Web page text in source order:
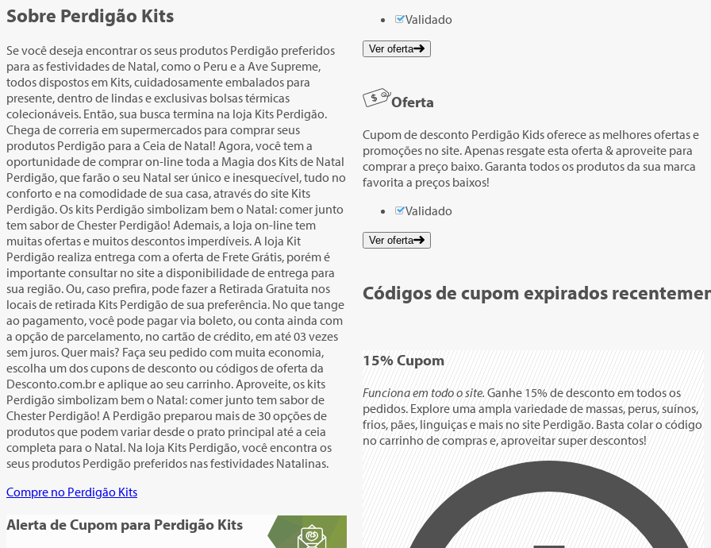
Sobre Perdigão Kits
Se você deseja encontrar os seus produtos Perdigão preferidos
para as festividades de Natal, como o Peru e a Ave Supreme,
todos dispostos em Kits, cuidadosamente embalados para
presente, dentro de lindas e exclusivas bolsas térmicas
colecionáveis. Então, sua busca termina na loja Kits Perdigão.
Chega de correria em supermercados para comprar seus
produtos Perdigão para a Ceia de Natal! Agora, você tem a
oportunidade de comprar on-line toda a Magia dos Kits de Natal
Perdigão, que farão o seu Natal ser único e inesquecível, tudo no
conforto e na comodidade de sua casa, através do site Kits
Perdigão. Os kits Perdigão simbolizam bem o Natal: comer junto
tem sabor de Chester Perdigão! Ademais, a loja on-line tem
muitas ofertas e muitos descontos imperdíveis. A loja Kit
Perdigão realiza entrega com a oferta de Frete Grátis, porém é
importante consultar no site a disponibilidade de entrega para
sua região. Ou, caso prefira, pode fazer a Retirada Gratuita nos
locais de retirada Kits Perdigão de sua preferência. No que tange
ao pagamento, você pode pagar via boleto, ou conta ainda com
a opção de parcelamento, no cartão de crédito, em até 03 vezes
sem juros. Quer mais? Faça seu pedido com muita economia,
escolha um dos cupons de desconto ou códigos de oferta da
Desconto.com.br e aplique ao seu carrinho. Aproveite, os kits
Perdigão simbolizam bem o Natal: comer junto tem sabor de
Chester Perdigão! A Perdigão preparou mais de 30 opções de
produtos que podem variar desde o prato principal até a ceia
completa para o Natal. Na loja Kits Perdigão, você encontra os
seus produtos Perdigão preferidos nas festividades Natalinas.
Compre no Perdigão Kits
Alerta de Cupom para Perdigão Kits
Validado
Ver oferta
Oferta
Cupom de desconto Perdigão Kids oferece as melhores ofertas e
promoções no site. Apenas resgate esta oferta & aproveite para
comprar a preço baixo. Garanta todos os produtos da sua marca
favorita a preços baixos!
Validado
Ver oferta
Códigos de cupom expirados
15%Cupom
Funciona em todo o site. Ganhe 15% de desconto em todos os
pedidos. Explore uma ampla variedade de massas, perus, suínos,
frios, pães, linguiças e mais no site Perdigão. Basta colar o código
no carrinho de compras e, aproveitar super descontos!